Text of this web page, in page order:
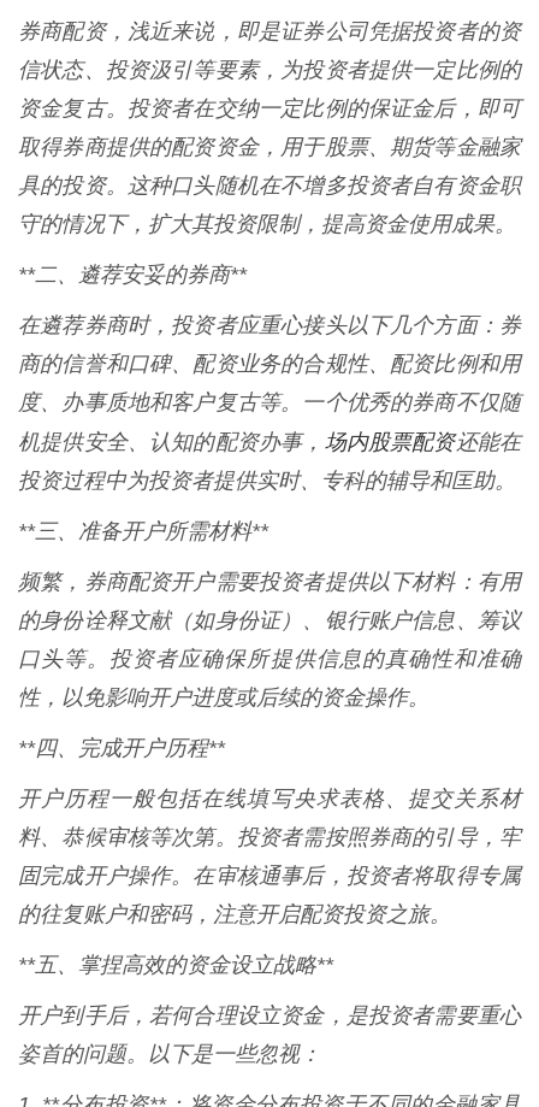
券商配资，浅近来说，即是证券公司凭据投资者的资
信状态、投资汲引等要素，为投资者提供一定比例的
资金复古。投资者在交纳一定比例的保证金后，即可
取得券商提供的配资资金，用于股票、期货等金融家
具的投资。这种口头随机在不增多投资者自有资金职
守的情况下，扩大其投资限制，提高资金使用成果。
**二、遴荐安妥的券商**
在遴荐券商时，投资者应重心接头以下几个方面：券
商的信誉和口碑、配资业务的合规性、配资比例和用
度、办事质地和客户复古等。一个优秀的券商不仅随
机提供安全、认知的配资办事， 场内股票配资还能在
投资过程中为投资者提供实时、专科的辅导和匡助。
**三、准备开户所需材料**
频繁，券商配资开户需要投资者提供以下材料：有用
的身份诠释文献（如身份证）、银行账户信息、筹议
口头等。投资者应确保所提供信息的真确性和准确
性，以免影响开户进度或后续的资金操作。
**四、完成开户历程**
开户历程一般包括在线填写央求表格、提交关系材
料、恭候审核等次第。投资者需按照券商的引导，牢
固完成开户操作。在审核通事后，投资者将取得专属
的往复账户和密码，注意开启配资投资之旅。
**五、掌捏高效的资金设立战略**
开户到手后，若何合理设立资金，是投资者需要重心
姿首的问题。以下是一些忽视：